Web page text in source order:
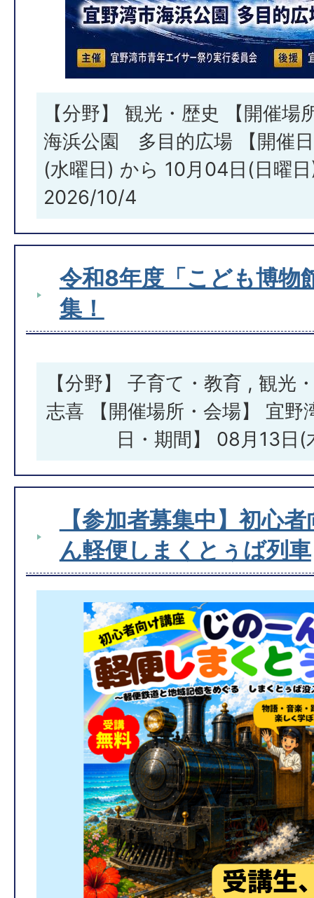
【分野】 観光・歴史 【開催場
海浜公園 多目的広場 【開催
(水曜日) から 10月04日(日曜
2026/10/4
令和8年度「こども博物
集！
【分野】 子育て・教育 , 観光
志喜 【開催場所・会場】 宜野
日・期間】 08月13日(
【参加者募集中】初心
ん軽便しまくとぅば列車